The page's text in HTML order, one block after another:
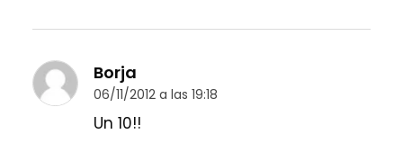
Borja
06/11/2012 a las 19:18
Un 10!!